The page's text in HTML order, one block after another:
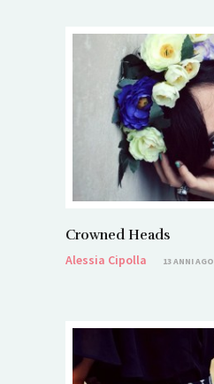
Crowned Heads
Alessia Cipolla
13 ANNI AGO